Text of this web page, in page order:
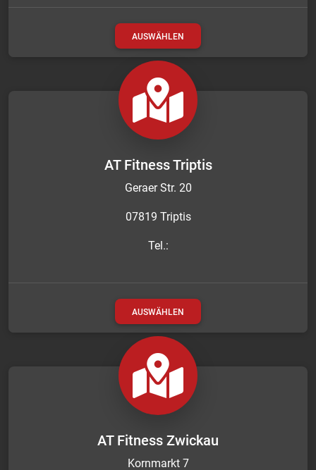
AUSWÄHLEN
AT Fitness Triptis
Geraer Str. 20
07819 Triptis
Tel.:
AUSWÄHLEN
AT Fitness Zwickau
Kornmarkt 7